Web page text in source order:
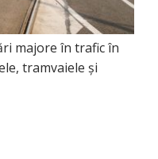
majore în trafic în
tramvaiele și